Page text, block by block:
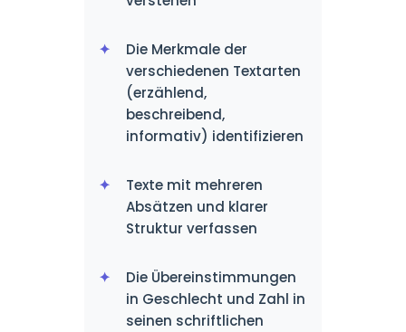
Die Merkmale der
verschiedenen Textarten
(erzählend,
beschreibend,
informativ) identifizieren
Texte mit mehreren
Absätzen und klarer
Struktur verfassen
Die Übereinstimmungen
in Geschlecht und Zahl in
seinen schriftlichen